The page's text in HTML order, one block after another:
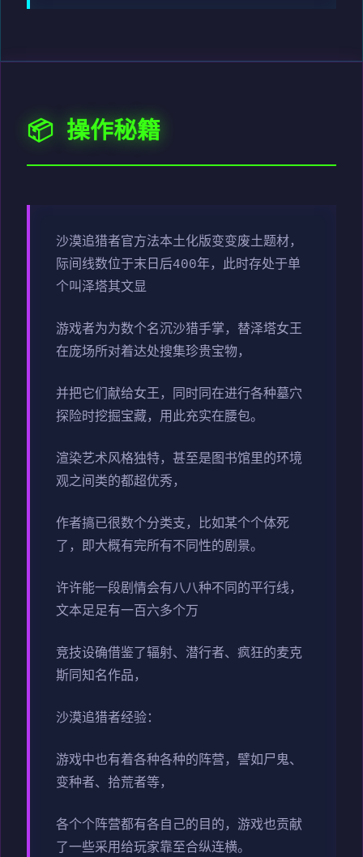
📦 操作秘籍
沙漠追猎者官方法本土化版变变废土题材，
际间线数位于末日后400年，此时存处于单
个叫泽塔其文显
游戏者为为数个名沉沙猎手掌，替泽塔女王
在庞场所对着达处搜集珍贵宝物，
并把它们献给女王，同时同在进行各种墓穴
探险时挖掘宝藏，用此充实在腰包。
渲染艺术风格独特，甚至是图书馆里的环境
观之间类的都超优秀，
作者搞已很数个分类支，比如某个个体死
了，即大概有完所有不同性的剧景。
许许能一段剧情会有八八种不同的平行线，
文本足足有一百六多个万
竞技设确借鉴了辐射、潜行者、疯狂的麦克
斯同知名作品，
沙漠追猎者经验：
游戏中也有着各种各种的阵营，譬如尸鬼、
变种者、拾荒者等，
各个个阵营都有各自己的目的，游戏也贡献
了一些采用给玩家靠至合纵连横。